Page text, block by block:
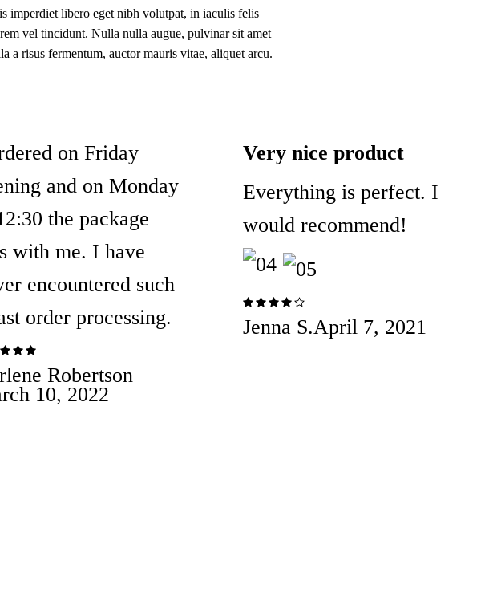
imperdiet libero eget nibh volutpat, in iaculis felis
vel tincidunt. Nulla nulla augue, pulvinar sit amet
a risus fermentum, auctor mauris vitae, aliquet arcu.
on Friday
and on Monday
the package
with me. I have
encountered such
order processing.
Robertson
10, 2022
Very nice product
Everything is perfect. I
would recommend!
Rated
Jenna S.April 7, 2021